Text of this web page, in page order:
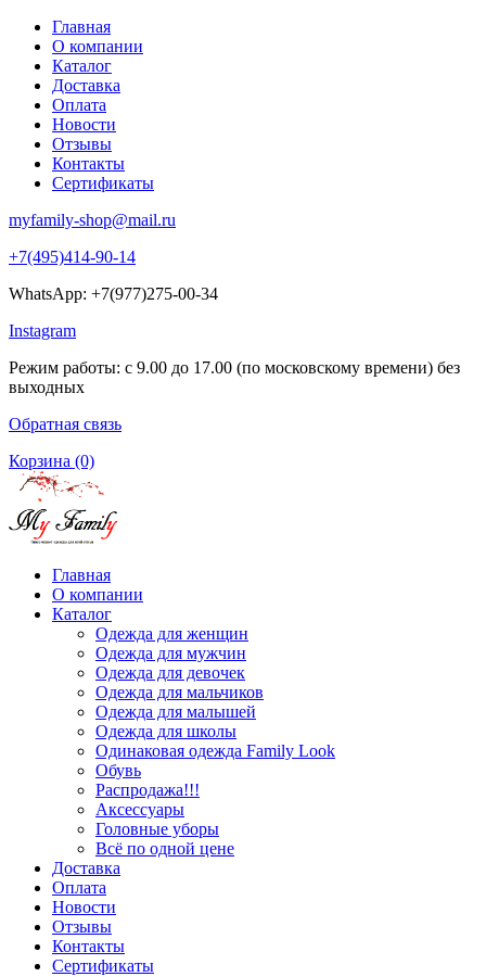
Главная
О компании
Каталог
Доставка
Оплата
Новости
Отзывы
Контакты
Сертификаты
myfamily-shop@mail.ru
+7(495)414-90-14
WhatsApp: +7(977)275-00-34
Instagram
Режим работы: с 9.00 до 17.00 (по московскому времени) без
выходных
Обратная связь
Корзина (0)
Главная
О компании
Каталог
Одежда для женщин
Одежда для мужчин
Одежда для девочек
Одежда для мальчиков
Одежда для малышей
Одежда для школы
Одинаковая одежда Family Look
Обувь
Распродажа!!!
Аксессуары
Головные уборы
Всё по одной цене
Доставка
Оплата
Новости
Отзывы
Контакты
Сертификаты